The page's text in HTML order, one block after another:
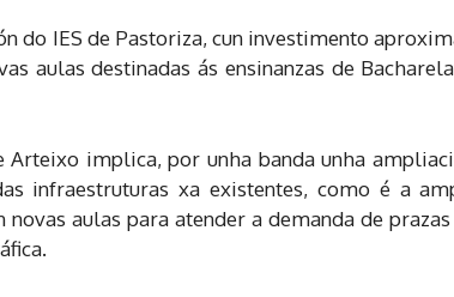
IES de Pastoriza, cun investimento
aulas destinadas ás ensinanzas de
implica, por unha banda unha
infraestruturas xa existentes, como é a
aulas para atender a demanda de